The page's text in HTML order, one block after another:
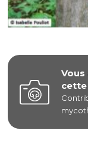
cette